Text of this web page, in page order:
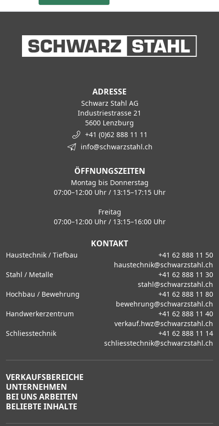
ADRESSE
Schwarz Stahl AG
Industriestrasse 21
5600 Lenzburg
+41 (0)62 888 11 11
info@schwarzstahl.ch
ÖFFNUNGSZEITEN
Montag bis Donnerstag
07:00–12:00 Uhr / 13:15–17:15 Uhr
Freitag
07:00–12:00 Uhr / 13:15–16:00 Uhr
KONTAKT
Haustechnik / Tiefbau
+41 62 888 11 50
haustechnik@schwarzstahl.ch
Stahl / Metalle
+41 62 888 11 30
stahl@schwarzstahl.ch
Hochbau / Bewehrung
+41 62 888 11 80
bewehrung@schwarzstahl.ch
Handwerkerzentrum
+41 62 888 11 40
verkauf.hwz@schwarzstahl.ch
Schliesstechnik
+41 62 888 11 14
schliesstechnik@schwarzstahl.ch
VERKAUFSBEREICHE
UNTERNEHMEN
BEI UNS ARBEITEN
BELIEBTE INHALTE